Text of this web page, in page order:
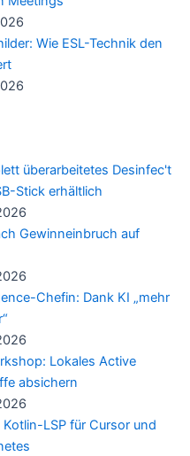
Wie ESL-Technik den
überarbeitetes Desinfec't
Stick erhältlich
Gewinneinbruch auf
Chefin: Dank KI „mehr
Lokales Active
absichern
LSP für Cursor und